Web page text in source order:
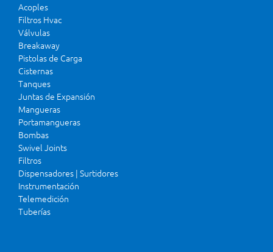
Acoples
Filtros Hvac
Válvulas
Breakaway
Pistolas de Carga
Cisternas
Tanques
Juntas de Expansión
Mangueras
Portamangueras
Bombas
Swivel Joints
Filtros
Dispensadores | Surtidores
Instrumentación
Telemedición
Tuberías